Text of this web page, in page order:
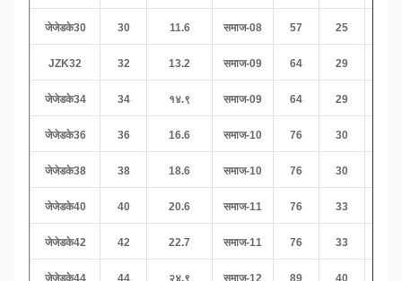
जेजेडके30 30 11.6 समाज-08 57 25
JZK32 32 13.2 समाज-09 64 29
जेजेडके34 34 १४.९ समाज-09 64 29
जेजेडके36 36 16.6 समाज-10 76 30
जेजेडके38 38 18.6 समाज-10 76 30
जेजेडके40 40 20.6 समाज-11 76 33
जेजेडके42 42 22.7 समाज-11 76 33
जेजेडके44 44 २४.९ समाज-12 89 40